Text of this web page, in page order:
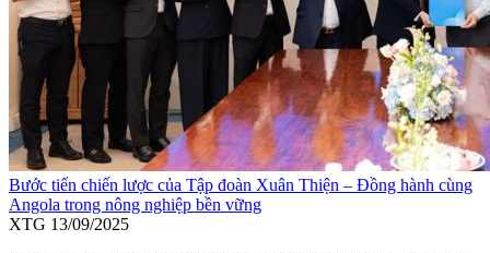
Bước tiến chiến lược của Tập đoàn Xuân Thiện – Đồng hành cùng
Angola trong nông nghiệp bền vững
XTG 13/09/2025